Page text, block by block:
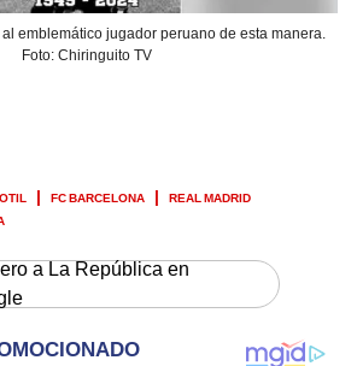
emblemático jugador peruano de esta manera.
Foto: Chiringuito TV
FC BARCELONA
REAL MADRID
a La República en